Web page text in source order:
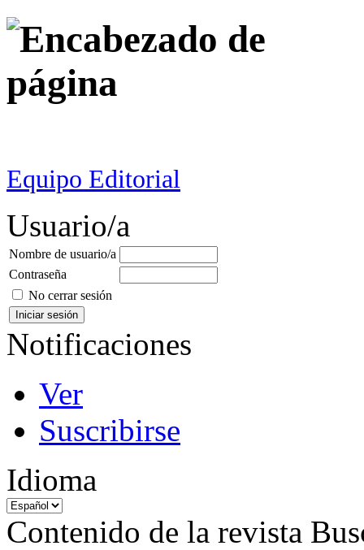
Equipo Editorial
Usuario/a
Nombre de usuario/a
Contraseña
No cerrar sesión
Notificaciones
Ver
Suscribirse
Idioma
Contenido de la revista